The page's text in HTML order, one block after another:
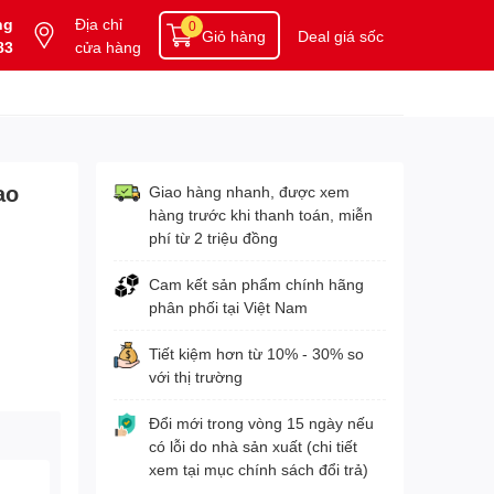
Địa chỉ
cửa hàng
Giỏ hàng
0 Deal giá sốc
Giao hàng nhanh, được xem
hàng trước khi thanh toán, miễn
phí từ 2 triệu đồng
Cam kết sản phẩm chính hãng
phân phối tại Việt Nam
Tiết kiệm hơn từ 10% - 30% so
với thị trường
Đổi mới trong vòng 15 ngày nếu
có lỗi do nhà sản xuất (chi tiết
xem tại mục chính sách đổi trả)